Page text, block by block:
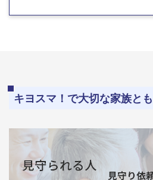
キヨスマ！で大切な家族とも